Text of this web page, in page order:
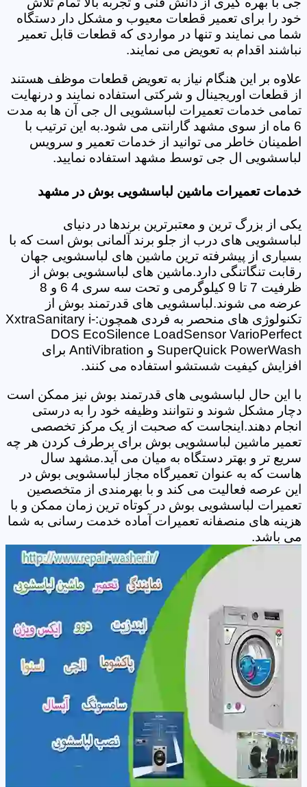
خود را برای تعمیر قطعات معیوب و مشکل دار دستگاه
شما می نمایند و تنها در مواردی که قطعات قابل تعمیر
نباشند اقدام به تعویض می نمایند.
علاوه بر این هنگام نیاز به تعویض قطعات موظف هستند
از قطعات اوریجینال و شرکتی استفاده نمایند و درنهایت
تمامی خدمات تعمیرات لباسشویی ال جی آن ها به مدت
6 ماه از سوی مشهد گارانتی می شود.به این ترتیب با
اطمینان خاطر می توانید از خدمات تعمیر و سرویس
لباسشویی ال جی توسط مشهد استفاده نمایید.
خدمات تعمیرات ماشین لباسشویی بوش در مشهد
یکی از بزرگ ترین و معتبرترین برندها در دنیای
لباسشویی های درب از جلو برند آلمانی بوش است که با
بسیاری از پیشرفته ترین ماشین های لباسشویی جهان
رقابت تنگاتنگی دارد.ماشین های لباسشویی بوش از
ظرفیت 7 تا 9 کیلوگرمی و تحت سه سری 4 6 و 8
عرضه می شوند.لباسشویی های قدرتمند بوش از
تکنولوژی های منحصر به فردی همچون:XxtraSanitary i-
DOS EcoSilence LoadSensor VarioPerfect
SuperQuick PowerWash و AntiVibration برای
افزایش کیفیت شستشو استفاده می کنند.
با این حال لباسشویی های قدرتمند بوش نیز ممکن است
دچار مشکل شوند و نتوانند وظیفه خود را به درستی
انجام دهند.اینجاست که صحبت از یک مرکز تخصصی
تعمیر ماشین لباسشویی بوش برای برطرف کردن هر چه
سریع تر و بهتر دستگاه به میان می آید.مشهد سال
هاست که به عنوان تعمیرگاه مجاز لباسشویی بوش در
این عرصه فعالیت می کند و با بهرمندی از متخصصین
تعمیرات لباسشویی بوش در کوتاه ترین زمان ممکن و با
هزینه های منصفانه تعمیرات آماده خدمت رسانی به شما
می باشد.